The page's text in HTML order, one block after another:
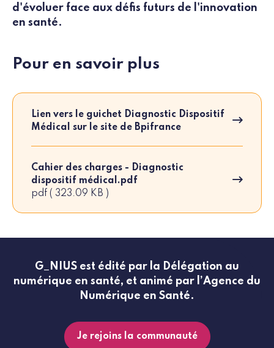
d'évoluer face aux défis futurs de l'innovation
en santé.
Pour en savoir plus
Lien vers le guichet Diagnostic Dispositif
Médical sur le site de Bpifrance
Cahier des charges - Diagnostic
dispositif médical.pdf
pdf ( 323.09 KB )
G_NIUS est édité par la Délégation au
numérique en santé, et animé par l’Agence du
Numérique en Santé.
Je rejoins la communauté